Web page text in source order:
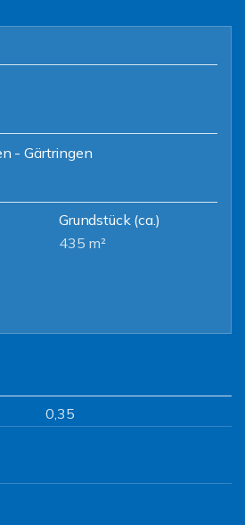
- Gärtringen
Grundstück(ca.)
435 m²
0,35